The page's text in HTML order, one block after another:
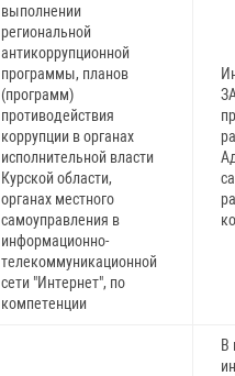
выполнении
региональной
антикоррупционной
программы, планов
(программ)
противодействия
коррупции в органах
исполнительной власти
Курской области,
органах местного
самоуправления в
информационно-
телекоммуникационной
сети "Интернет", по
компетенции
В